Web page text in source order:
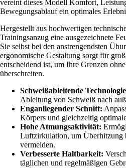
vereint dieses Modell Komfort,
Bewegungsablauf ein optimales
Hergestellt aus hochwertigen
Trainingsanzug eine ausgezeichnete
Sie selbst bei den anstrengendsten
ergonomische Gestaltung sorgt für
entscheidend ist, um Ihre Grenzen
überschreiten.
Schweißableitende
Ableitung von Schweiß nach
Enganliegender Schnitt:
Körpers und gleichzeitig
Hohe Atmungsaktivität:
Luftzirkulation, um Überhitzung
vermeiden.
Verbesserte Haltbarkeit:
täglichen und regelmäßigen